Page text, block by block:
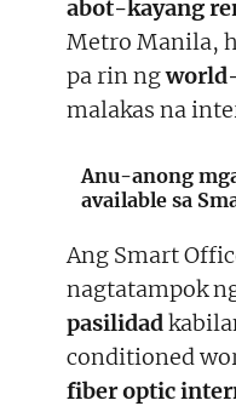
abot-kayang
Metro Manila,
pa rin ng
malakas na
Anu-anong
available sa
Ang Smart
nagtatampok
pasilidad
conditioned
fiber optic